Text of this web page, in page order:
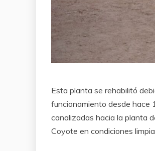
Esta planta se rehabilitó
funcionamiento desde hace
canalizadas hacia la planta
Coyote en condiciones